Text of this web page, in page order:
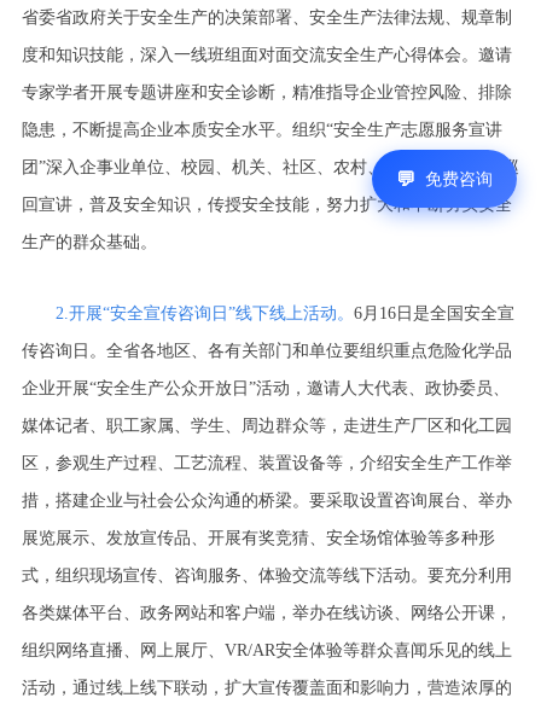
省委省政府关于安全生产的决策部署、安全生产法律法规、规章制
度和知识技能，深入一线班组面对面交流安全生产心得体会。邀请
专家学者开展专题讲座和安全诊断，精准指导企业管控风险、排除
隐患，不断提高企业本质安全水平。组织“安全生产志愿服务宣讲
团”深入企事业单位、校园、机关、社区、农村、家庭和公共场所巡
回宣讲，普及安全知识，传授安全技能，努力扩大和不断夯实安全
生产的群众基础。
2.开展“安全宣传咨询日”线下线上活动。 6月16日是全国安全宣
传咨询日。全省各地区、各有关部门和单位要组织重点危险化学品
企业开展“安全生产公众开放日”活动，邀请人大代表、政协委员、
媒体记者、职工家属、学生、周边群众等，走进生产厂区和化工园
区，参观生产过程、工艺流程、装置设备等，介绍安全生产工作举
措，搭建企业与社会公众沟通的桥梁。要采取设置咨询展台、举办
展览展示、发放宣传品、开展有奖竞猜、安全场馆体验等多种形
式，组织现场宣传、咨询服务、体验交流等线下活动。要充分利用
各类媒体平台、政务网站和客户端，举办在线访谈、网络公开课，
组织网络直播、网上展厅、VR/AR安全体验等群众喜闻乐见的线上
活动，通过线上线下联动，扩大宣传覆盖面和影响力，营造浓厚的
免费咨询